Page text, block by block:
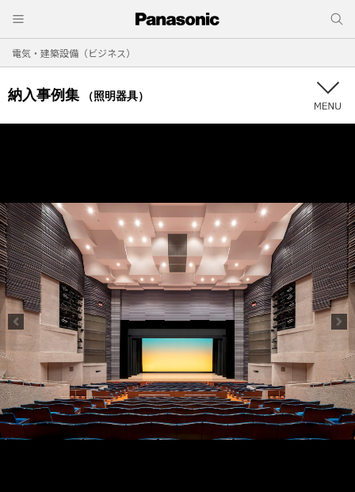
電気・建築設備（ビジネス）
納入事例集 （照明器具）